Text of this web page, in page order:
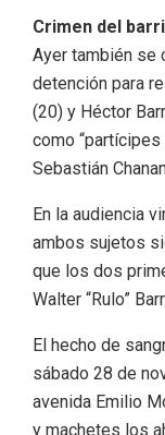
Crimen del
Ayer también se
detención para
(20) y Héctor
como
Sebastián
En la audiencia
ambos sujetos
que los dos
Walter “Rulo”
El hecho de
sábado 28 de
avenida Emilio
y machetes los